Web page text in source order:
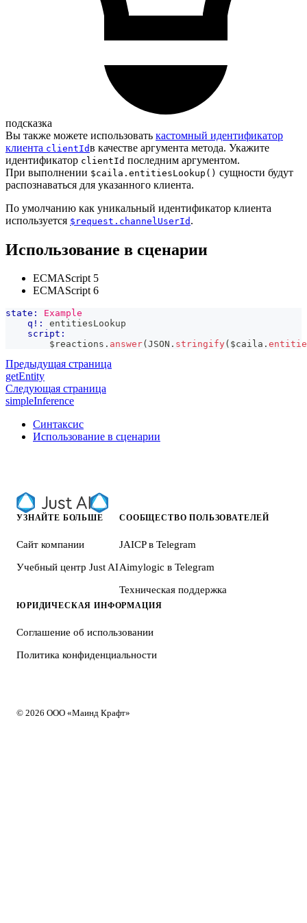
подсказка
Вы также можете использовать кастомный идентификатор
клиента clientIdв качестве аргумента метода. Укажите
идентификатор clientId последним аргументом.
При выполнении $caila.entitiesLookup() сущности будут
распознаваться для указанного клиента.
По умолчанию как уникальный идентификатор клиента
используется $request.channelUserId .
Использование в сценарии
ECMAScript 5
ECMAScript 6
state:
Example
q!:
entitiesLookup
script:
        $reactions
. answer( JSON . stringify( $caila .
Предыдущая страница
getEntity
Следующая страница
simpleInference
Синтаксис
Использование в сценарии
УЗНАЙТЕ БОЛЬШЕ
Сайт компании
Учебный центр Just AI
СООБЩЕСТВО ПОЛЬЗОВАТЕЛЕЙ
JAICP в Telegram
Aimylogic в Telegram
Техническая поддержка
ЮРИДИЧЕСКАЯ ИНФОРМАЦИЯ
Соглашение об использовании
Политика конфиденциальности
© 2026 ООО «Маинд Крафт»